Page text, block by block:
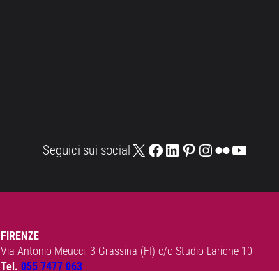
Seguici sui socialX Facebook
LinkedIn
Pinterest
Instagram
FlickrYouTube
FIRENZE
Via Antonio Meucci, 3 Grassina (FI) c/o Studio Larione 10
Tel.055 7477 063